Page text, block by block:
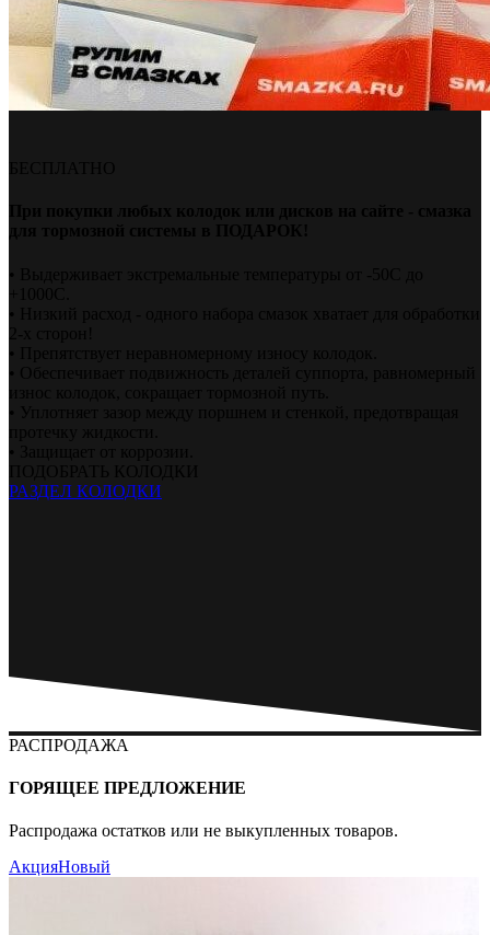
РАЗДЕЛ КОЛОДКИ
РАСПРОДАЖА
ГОРЯЩЕЕ ПРЕДЛОЖЕНИЕ
Распродажа остатков или не выкупленных товаров.
АкцияНовый